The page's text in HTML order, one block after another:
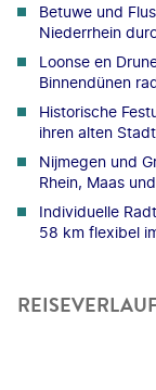
Betuwe und
Niederrhein
Loonse en
Binnendünen
Historische
ihren alten
Nijmegen und
Rhein, Maas
Individuelle
58 km flexibel